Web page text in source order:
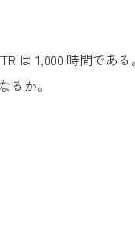
は 1,000 時間で
るか。